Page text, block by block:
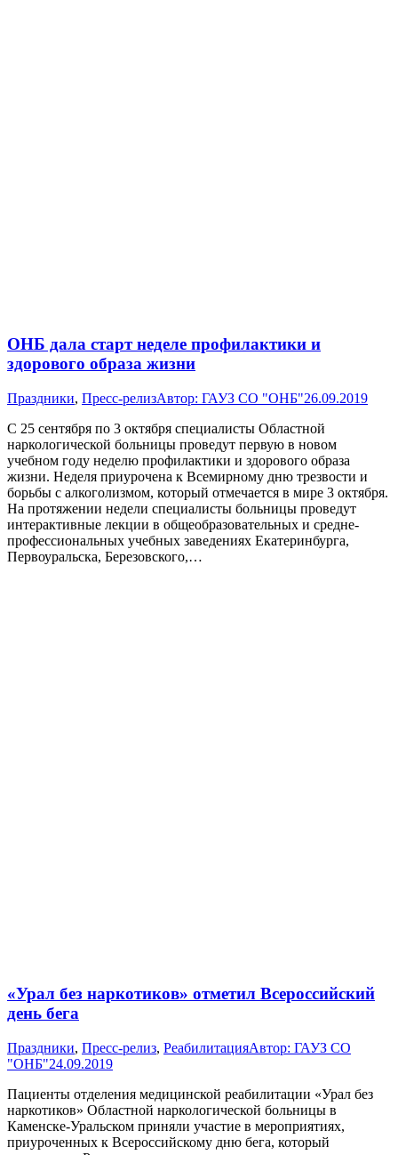
ОНБ дала старт неделе профилактики и
здорового образа жизни
Праздники, Пресс-релизАвтор: ГАУЗ СО "ОНБ"26.09.2019
С 25 сентября по 3 октября специалисты Областной
наркологической больницы проведут первую в новом
учебном году неделю профилактики и здорового образа
жизни. Неделя приурочена к Всемирному дню трезвости и
борьбы с алкоголизмом, который отмечается в мире 3 октября.
На протяжении недели специалисты больницы проведут
интерактивные лекции в общеобразовательных и средне-
профессиональных учебных заведениях Екатеринбурга,
Первоуральска, Березовского,…
«Урал без наркотиков» отметил Всероссийский
день бега
Праздники, Пресс-релиз, РеабилитацияАвтор: ГАУЗ СО
"ОНБ"24.09.2019
Пациенты отделения медицинской реабилитации «Урал без
наркотиков» Областной наркологической больницы в
Каменске-Уральском приняли участие в мероприятиях,
приуроченных к Всероссийскому дню бега, который